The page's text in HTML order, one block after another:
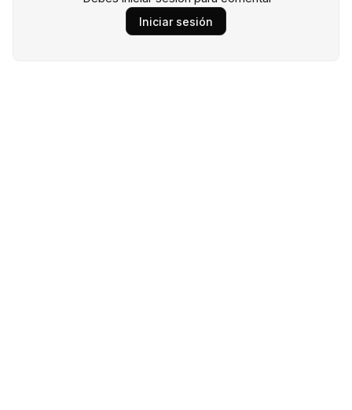
Iniciar sesión